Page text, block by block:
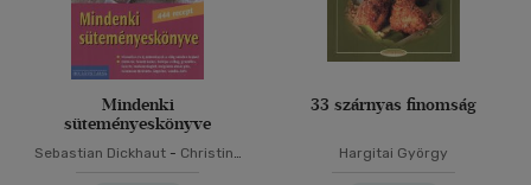
Mindenki
süteményeskönyve
Sebastian Dickhaut- Christina
33 szárnyas finomság
Hargitai György